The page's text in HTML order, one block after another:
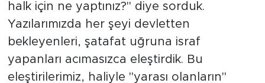
halk için ne yaptınız?" diye sorduk.
Yazılarımızda her şeyi devletten
bekleyenleri, şatafat uğruna israf
yapanları acımasızca eleştirdik. Bu
eleştirilerimiz, haliyle "yarası olanların"